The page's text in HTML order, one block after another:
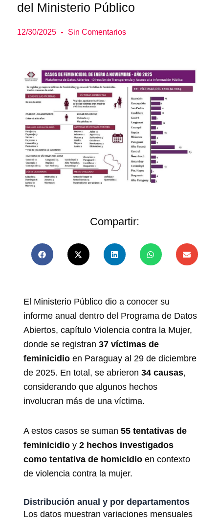
del Ministerio Público
12/30/2025 Sin Comentarios
Compartir:
El Ministerio Público dio a conocer su
informe anual dentro del Programa de Datos
Abiertos, capítulo Violencia contra la Mujer,
donde se registran 37 víctimas de
feminicidioen Paraguay al 29 de diciembre
de 2025. En total, se abrieron 34 causas,
considerando que algunos hechos
involucran más de una víctima.
A estos casos se suman 55 tentativas de
feminicidioy 2 hechos investigados
como tentativa de homicidioen contexto
de violencia contra la mujer.
Distribución anual y por departamentos
Los datos muestran variaciones mensuales